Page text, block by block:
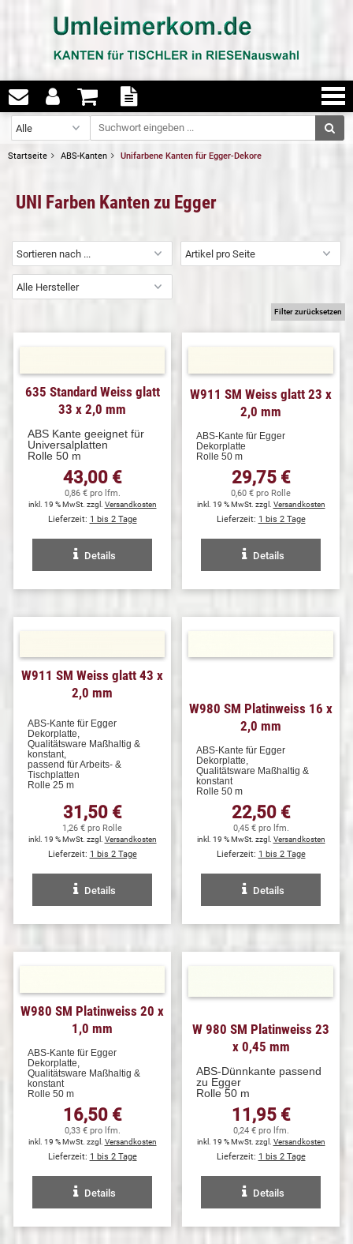
Startseite ABS-Kanten Unifarbene Kanten für Egger-Dekore
UNI Farben Kanten zu Egger
Filter zurücksetzen
635 Standard Weiss glatt
33 x 2,0 mm
ABS Kante geeignet für
Universalplatten
Rolle 50 m
43,00 €
0,86 € pro lfm.
inkl. 19 % MwSt. zzgl. Versandkosten
Lieferzeit: 1 bis 2 Tage
Details
W911 SM Weiss glatt 23 x
2,0 mm
ABS-Kante für Egger
Dekorplatte
Rolle 50 m
29,75 €
0,60 € pro Rolle
inkl. 19 % MwSt. zzgl. Versandkosten
Lieferzeit: 1 bis 2 Tage
Details
W911 SM Weiss glatt 43 x
2,0 mm
ABS-Kante für Egger
Dekorplatte,
Qualitätsware Maßhaltig &
konstant,
passend für Arbeits- &
Tischplatten
Rolle 25 m
31,50 €
1,26 € pro Rolle
inkl. 19 % MwSt. zzgl. Versandkosten
Lieferzeit: 1 bis 2 Tage
Details
W980 SM Platinweiss 16 x
2,0 mm
ABS-Kante für Egger
Dekorplatte,
Qualitätsware Maßhaltig &
konstant
Rolle 50 m
22,50 €
0,45 € pro lfm.
inkl. 19 % MwSt. zzgl. Versandkosten
Lieferzeit: 1 bis 2 Tage
Details
W980 SM Platinweiss 20 x
1,0 mm
ABS-Kante für Egger
Dekorplatte,
Qualitätsware Maßhaltig &
konstant
Rolle 50 m
16,50 €
0,33 € pro lfm.
inkl. 19 % MwSt. zzgl. Versandkosten
Lieferzeit: 1 bis 2 Tage
Details
W 980 SM Platinweiss 23
x 0,45 mm
ABS-Dünnkante passend
zu Egger
Rolle 50 m
11,95 €
0,24 € pro lfm.
inkl. 19 % MwSt. zzgl. Versandkosten
Lieferzeit: 1 bis 2 Tage
Details